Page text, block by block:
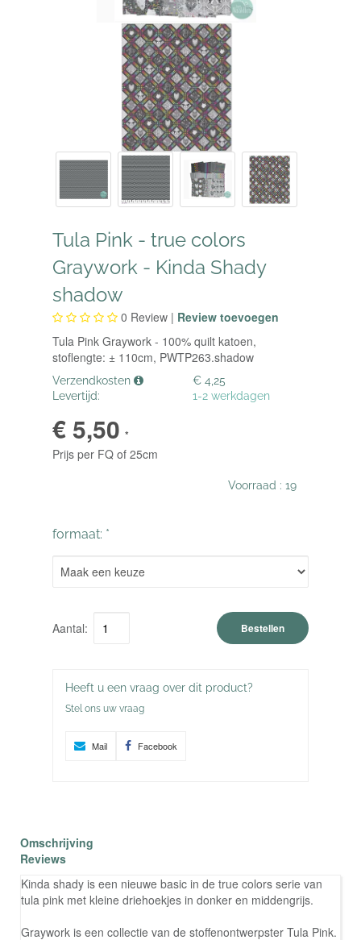
Tula Pink - true colors
Graywork - Kinda Shady
shadow
0 Review | Review toevoegen
Tula Pink Graywork - 100% quilt katoen,
stoflengte: ± 110cm, PWTP263.shadow
Verzendkosten
€ 4,25
Levertijd:
1-2 werkdagen
€ 5,50 *
Prijs per FQ of 25cm
Voorraad : 19
formaat: *
Aantal: Bestellen
Heeft u een vraag over dit product?
Stel ons uw vraag
Mail Facebook
Omschrijving
Reviews
Kinda shady is een nieuwe basic in de true colors serie van
tula pink met kleine driehoekjes in donker en middengrijs.
Graywork is een collectie van de stoffenontwerpster Tula Pink.